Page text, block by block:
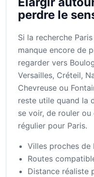
perdre le
Si la recherche
manque encore de
regarder vers
Versailles, Créteil,
Chevreuse ou
reste utile quand la
se voir, de rouler
régulier pour Paris.
Villes proches de
Routes
Distance réaliste